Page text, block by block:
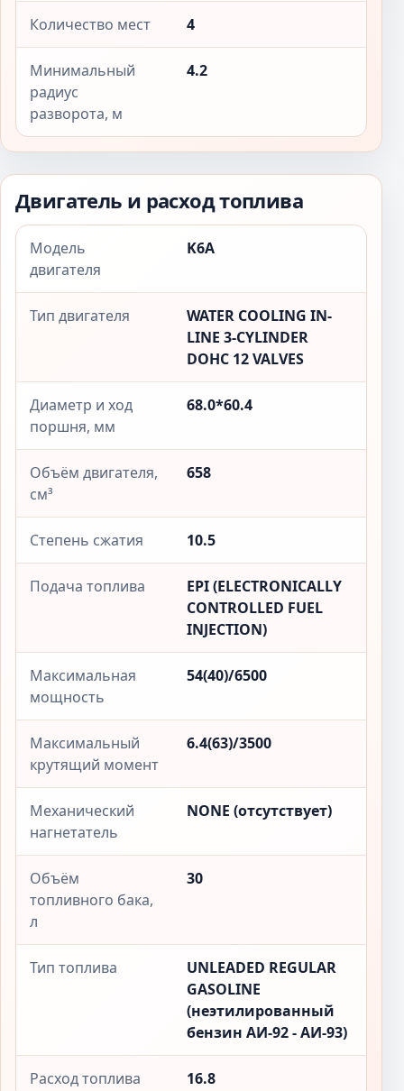
Количество мест 4
Минимальный
радиус
разворота, м
4.2
Двигатель и расход топлива
Модель
двигателя
K6A
Тип двигателя
WATER COOLING IN-
LINE 3-CYLINDER
DOHC 12 VALVES
Диаметр и ход
поршня, мм
68.0*60.4
Объём двигателя,
см³
658
Степень сжатия 10.5
Подача топлива
EPI (ELECTRONICALLY
CONTROLLED FUEL
INJECTION)
Максимальная
мощность
54(40)/6500
Максимальный
крутящий момент
6.4(63)/3500
Механический
нагнетатель
NONE (отсутствует)
Объём
топливного бака,
л
30
Тип топлива
UNLEADED REGULAR
GASOLINE
(неэтилированный
бензин АИ-92 - АИ-93)
Расход топлива 16.8